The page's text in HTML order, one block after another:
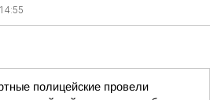
полицейские провели